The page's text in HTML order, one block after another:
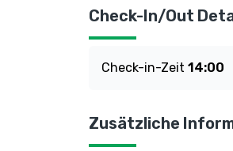
Check-In/Out
Check-in-Zeit 14:00
Zusätzliche